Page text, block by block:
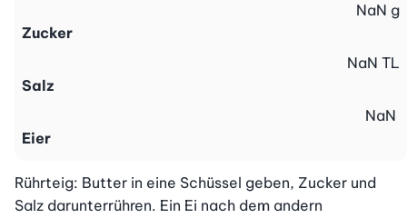
Zucker
NaN g
Salz
NaN TL
Eier
NaN
Rührteig: Butter in eine Schüssel geben, Zucker und
Salz darunterrühren. Ein Ei nach dem andern